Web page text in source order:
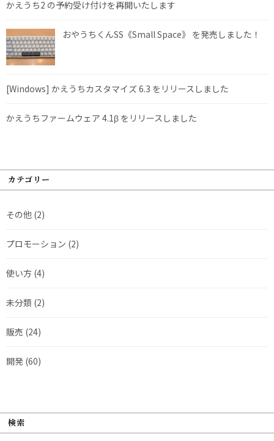
かえうち2 の予約受け付けを再開いたします
おやうちくんSS《Small Space》 を発売しました！
[Windows] かえうちカスタマイズ 6.3 をリリースしました
かえうちファームウェア 4.1β をリリースしました
カテゴリー
その他 (2)
プロモーション (2)
使い方 (4)
未分類 (2)
販売 (24)
開発 (60)
検索